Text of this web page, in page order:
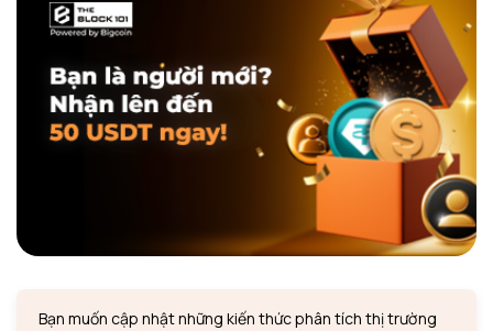
Bạn muốn cập nhật những kiến thức phân tích thị trường